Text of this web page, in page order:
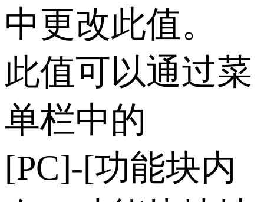
中更改此值。
此值可以通过菜
单栏中的
[PC]‑[功能块内